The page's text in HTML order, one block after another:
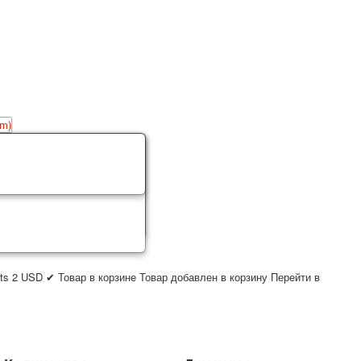
2 USD ✔ Товар в корзине Товар добавлен в корзину Перейти в